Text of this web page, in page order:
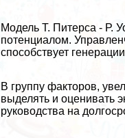
Модель Т. Питерса - Р.
потенциалом.
способствует
В группу факторов,
выделять и оценивать
руководства на